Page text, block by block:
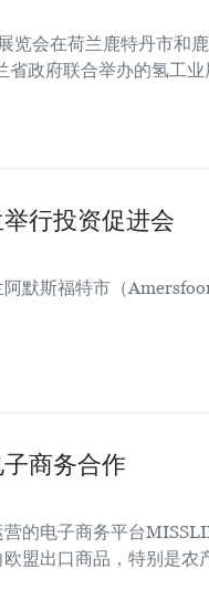
览会在荷兰鹿特丹市和
省政府联合举办的氢工
行投资促进会
默斯福特市（
商务合作
的电子商务平台
盟出口商品，特别是农